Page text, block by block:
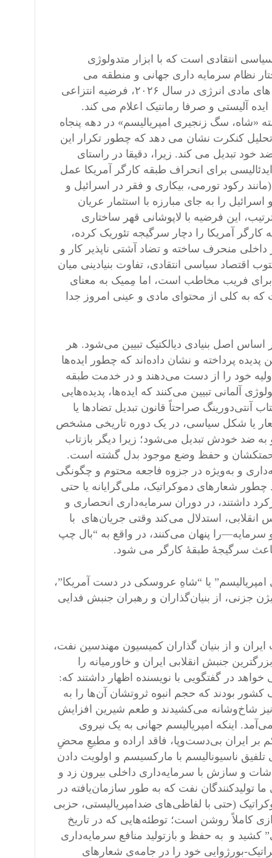
انتقادی است که با ابزار متدولوژی
نظام سرمایه داری جهانی و منطقه می
پردازد و با اتکاء به کلان داده های تجربی، آمارهای بورس، و شریان های مادی انرژی در سال ۲۰۲۶، فرضیه انتزاعی
آلیستی و صرفا رمانتیک اعلام می کند.
سگ زنجیری امپریالیسم» در دهه پنجاه
کنکرت نشان می دهد که چطور تکرار این
خود تبدیل می کند. زیرا، دقیقا در راستای
برای انحراف طبقه کارگر آمریکا عمل
رکود تورمی، بیکاری و فقر در اسرائیل و
را به جای مبارزه با استثمار عریان
این فرضیه با لاپوشانی قهر ساختاری
آمریکا را دچار سرگیجه تئوریک کرده،
داخلی منحرف ساخته و تضاد آشتی ناپذیر کار و
اقتصاد سیاسی انتقادی، تفاوت بنیادینی میان
فریب مخاطب است، اما مِمیک به معنای
به کلی از محتوای مادی و عینی امروز جدا
اصل بنیادی دیالکتیک تبیین می‌شود. هر
پرداخته و نشان داده‌اند که چطور ایده‌ها
خود را از دست می‌دهند و در خدمت طبقه
آلمانی تبیین می‌کنند که ایده‌ها، پدیده‌هایی
آنتی‌دورینگ صراحتاً قانون تبدیل تضادها یا
یا شکل سیاسی، در یک دوره تاریخی مشخص
به ضد خودش تبدیل می‌شود؛ زیرا دیگر بازتاب
زحمتکشان و حفظ وضع موجود بدل گشته است.
و به‌ویژه در جزوه فاجعه محتوم و چگونگی
شعارهای دموکراتیک، ملی‌گرایانه یا حتی
داشتند، در دوران سرمایه‌داری انحصاری و
استدلال می‌کند وقتی جریان‌های با
پنهان می‌کنند، در واقع به “بال چپ
باعث سرگیجۀ طبقۀ کارگر می شود.
یا “شاهِ عروسکی در دست آمریکا”،
جزنی، از بنیان‌گذاران و رهبران جنبش فدایی
و از بنیان گذاران کمیسیون مهندسین نفت،
جنبش انقلابی ایران و خاورمیانه را
در گفتگویی با نویسنده اظهار داشتند که:
بودند که حجم انبوه ثروتشان آن‌ها را به
نیز شاخ‌وشانه می‌کشیدند و طعم شیرین افزایش
اینکه امپریالیسم جهانی به یک نیروی
بر ایران بی‌دست‌وپا، فاقد اراده و مطیعِ محضِ
ناسیونالیسم با مارکسیسم و اولویت دادن
و سازش با سرمایه‌داری داخلی بیرون زد و
نفت که به طور سازمان‌یافته در
(حتی با لفاظی‌های ضدامپریالیستی، حزبی
کاملاً روشن است؛ توطئه‌هایی که در تاریخ
کشید و به حفظ و بازتولید منافع سرمایه‌داری
بورژوایی خود را در جامه‌ی شعارهای